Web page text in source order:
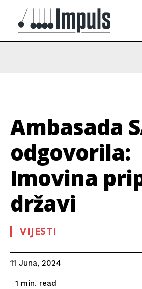
Ambasada
odgovorila:
Imovina
državi
VIJESTI
11 Juna, 2024
1 min. read